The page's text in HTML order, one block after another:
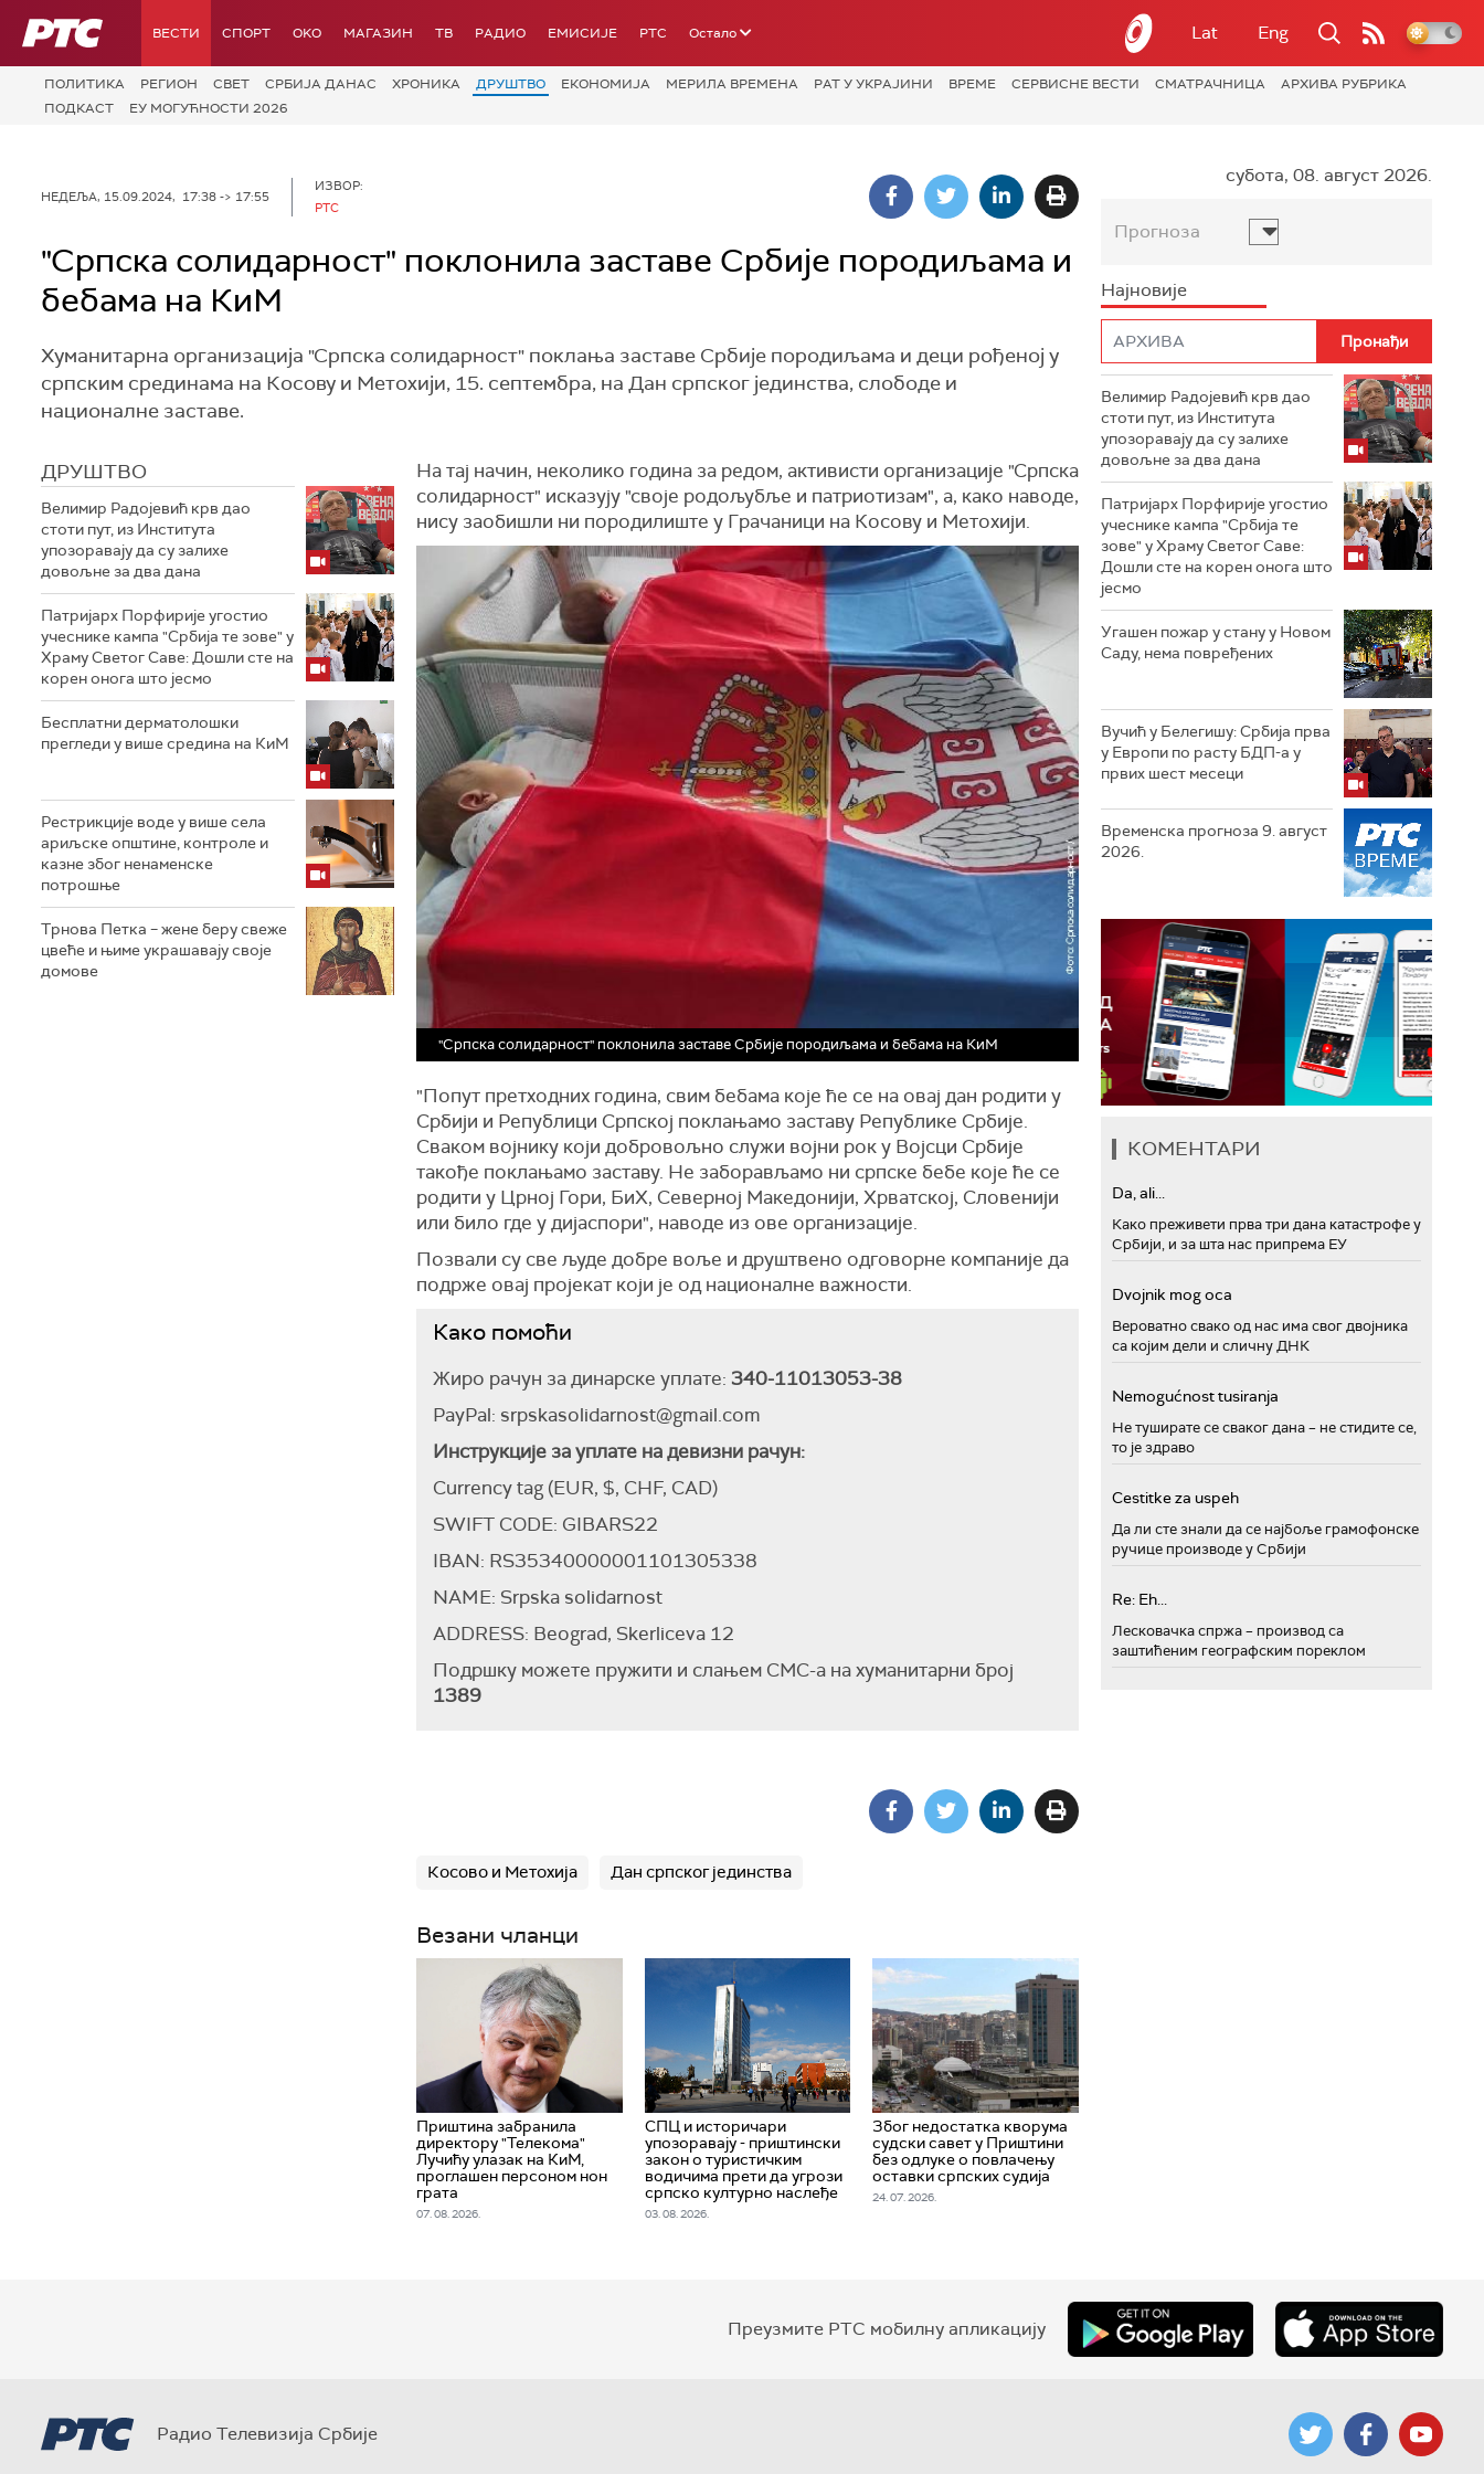
РТС ВЕСТИ СПОРТ OKO МАГАЗИН ТВ РАДИО ЕМИСИЈЕ РТС Остало Lat Eng
ПОЛИТИКА РЕГИОН СВЕТ СРБИЈА ДАНАС ХРОНИКА ДРУШТВО ЕКОНОМИЈА МЕРИЛА ВРЕМЕНА РАТ У УКРАЈИНИ ВРЕМЕ СЕРВИСНЕ ВЕСТИ СМАТРАЧНИЦА
АРХИВА РУБРИКА
ПОДКАСТ
ЕУ МОГУЋНОСТИ 2026
НЕДЕЉА, 15.09.2024, 17:38 -> 17:55
ИЗВОР:
РТС
"Српска солидарност" поклонила заставе Србије породиљама и
бебама на КиМ
Хуманитарна организација "Српска солидарност" поклања заставе Србије породиљама и деци рођеној у
српским срединама на Косову и Метохији, 15. септембра, на Дан српског јединства, слободе и
националне заставе.
ДРУШТВО
Велимир Радојевић крв дао
стоти пут, из Института
упозоравају да су залихе
довољне за два дана
Патријарх Порфирије угостио
учеснике кампа "Србија те зове" у
Храму Светог Саве: Дошли сте на
корен онога што јесмо
Бесплатни дерматолошки
прегледи у више средина на КиМ
Рестрикције воде у више села
ариљске општине, контроле и
казне због ненаменске
потрошње
Трнова Петка – жене беру свеже
цвеће и њиме украшавају своје
домове
На тај начин, неколико година за редом, активисти организације "Српска
солидарност" исказују "своје родољубље и патриотизам", а, како наводе,
нису заобишли ни породилиште у Грачаници на Косову и Метохији.
"Српска солидарност" поклонила заставе Србије породиљама и бебама на КиМ
"Попут претходних година, свим бебама које ће се на овај дан родити у
Србији и Републици Српској поклањамо заставу Републике Србије.
Сваком војнику који добровољно служи војни рок у Војсци Србије
такође поклањамо заставу. Не заборављамо ни српске бебе које ће се
родити у Црној Гори, БиХ, Северној Македонији, Хрватској, Словенији
или било где у дијаспори", наводе из ове организације.
Позвали су све људе добре воље и друштвено одговорне компаније да
подрже овај пројекат који је од националне важности.
Како помоћи
Жиро рачун за динарске уплате: 340-11013053-38
PayPal: srpskasolidarnost@gmail.com
Инструкције за уплате на девизни рачун:
Currency tag (EUR, $, CHF, CAD)
SWIFT CODE: GIBARS22
IBAN: RS35340000001101305338
NAME: Srpska solidarnost
ADDRESS: Beograd, Skerliceva 12
Подршку можете пружити и слањем СМС-а на хуманитарни број
1389
Косово и Метохија Дан српског јединства
Везани чланци
Приштина забранила
директору "Телекома"
Лучићу улазак на КиМ,
проглашен персоном нон
грата
07. 08. 2026.
СПЦ и историчари
упозоравају - приштински
закон о туристичким
водичима прети да угрози
српско културно наслеђе
03. 08. 2026.
Због недостатка кворума
судски савет у Приштини
без одлуке о повлачењу
оставки српских судија
24. 07. 2026.
субота, 08. август 2026.
Прогноза
Најновије
Велимир Радојевић крв дао
стоти пут, из Института
упозоравају да су залихе
довољне за два дана
Патријарх Порфирије угостио
учеснике кампа "Србија те
зове" у Храму Светог Саве:
Дошли сте на корен онога што
јесмо
Угашен пожар у стану у Новом
Саду, нема повређених
Вучић у Белегишу: Србија прва
у Европи по расту БДП-а у
првих шест месеци
Временска прогноза 9. август
2026.
КОМЕНТАРИ
Da, ali...
Како преживети прва три дана катастрофе у
Србији, и за шта нас припрема ЕУ
Dvojnik mog oca
Вероватно свако од нас има свог двојника
са којим дели и сличну ДНК
Nemogućnost tusiranja
Не туширате се сваког дана – не стидите се,
то је здраво
Cestitke za uspeh
Да ли сте знали да се најбоље грамофонске
ручице производе у Србији
Re: Eh...
Лесковачка спржа – производ са
заштићеним географским пореклом
Преузмите РТС мобилну апликацију
Радио Телевизија Србије